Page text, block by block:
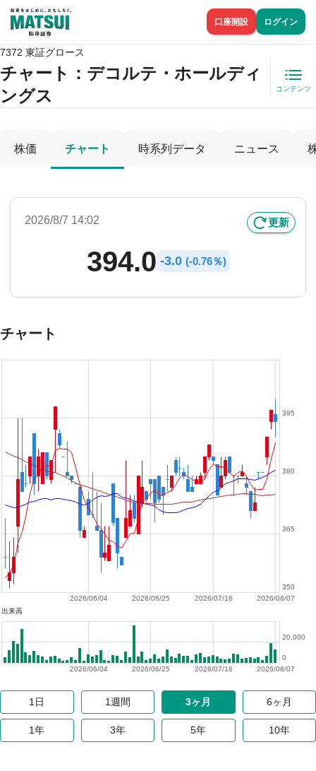
口座開設 ログイン
7372 東証グロース
チャート： デコルテ・ホールディ
ングス
コンテンツ
株価 チャート 時系列データ ニュース
2026/8/7 14:02 更新
394.0 -3.0 (-0.76％)
チャート
2026/08/07
2026/07/16
2026/06/25
2026/06/04
350
365
380
395
出来高
2026/08/07
2026/07/16
2026/06/25
2026/06/04
0
20,000
1日 1週間 3ヶ月 6ヶ月
1年 3年 5年 10年